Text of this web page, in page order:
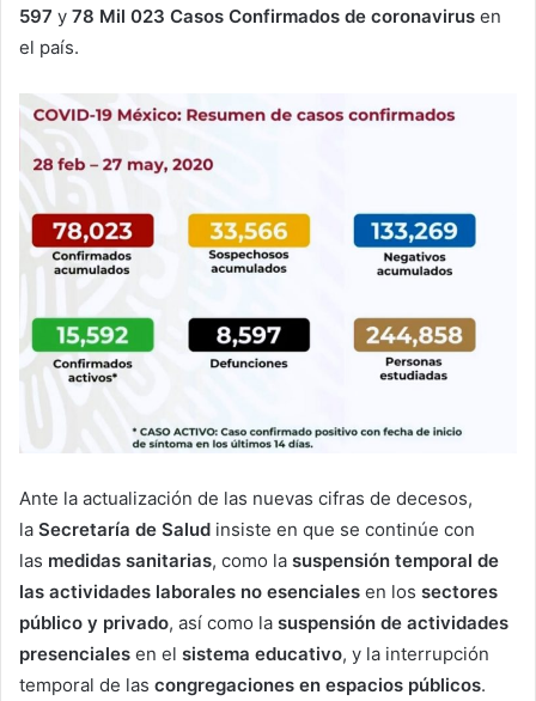
597 y 78 Mil 023 Casos Confirmados de coronavirus en
el país.
Ante la actualización de las nuevas cifras de decesos,
la Secretaría de Salud insiste en que se continúe con
las medidas sanitarias, como la suspensión temporal de
las actividades laborales no esenciales en los sectores
público y privado, así como la suspensión de actividades
presenciales en el sistema educativo, y la interrupción
temporal de las congregaciones en espacios públicos.